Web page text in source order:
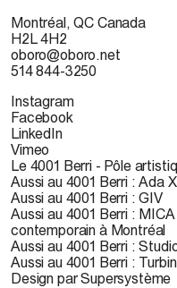
Montréal, QC Canada
H2L 4H2
oboro@oboro.net
514 844-3250
Instagram
Facebook
LinkedIn
Vimeo
Le 4001 Berri - Pôle
Aussi au 4001 Berri : Ada X
Aussi au 4001 Berri : GIV
Aussi au 4001 Berri :
contemporain à Montréal
Aussi au 4001 Berri :
Aussi au 4001 Berri :
Design par Supersystème